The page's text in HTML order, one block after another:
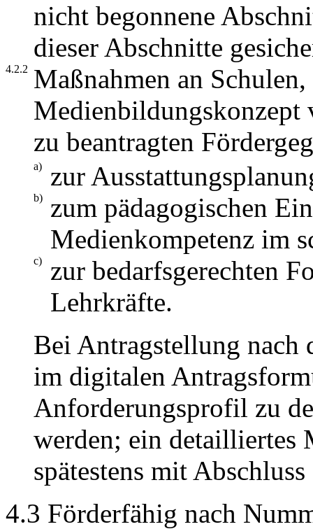
nicht begonnene
dieser Abschnitte
4.2.2 Maßnahmen an
Medienbildungskonzept
zu beantragten
a) zur
b)
zum pädagogischen
Medienkompetenz im
c)
zur bedarfsgerechten
Lehrkräfte.
Bei Antragstellung nach
im digitalen
Anforderungsprofil zu
werden; ein detailliertes
spätestens mit
4.3 Förderfähig nach